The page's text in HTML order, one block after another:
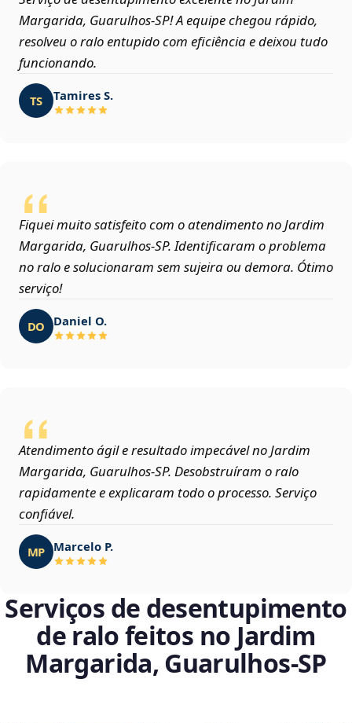
Margarida, Guarulhos‑SP! A equipe chegou rápido,
resolveu o ralo entupido com eficiência e deixou tudo
funcionando.
TS Tamires S.
Fiquei muito satisfeito com o atendimento no Jardim
Margarida, Guarulhos‑SP. Identificaram o problema
no ralo e solucionaram sem sujeira ou demora. Ótimo
serviço!
DO Daniel O.
Atendimento ágil e resultado impecável no Jardim
Margarida, Guarulhos‑SP. Desobstruíram o ralo
rapidamente e explicaram todo o processo. Serviço
confiável.
MP Marcelo P.
Serviços de desentupimento
de ralo feitos no Jardim
Margarida, Guarulhos‑SP